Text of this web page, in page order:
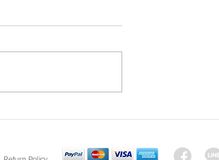
อาหารบาร์ฟมีส่วนผสมของ